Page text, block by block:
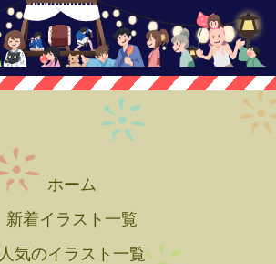
ホーム
新着イラスト一覧
人気のイラスト一覧